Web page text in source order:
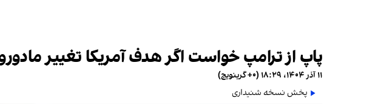
پاپ از ترامپ خواست اگر هدف آمریکا تغییر
۱۱ آذر ۱۴۰۴، ۱۸:۲۹ (‎+۰ گرینویچ)
پخش نسخه شنیداری